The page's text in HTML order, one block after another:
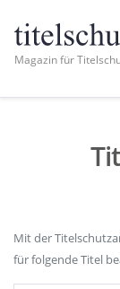
Magazin für
Mit der
für folgende Titel